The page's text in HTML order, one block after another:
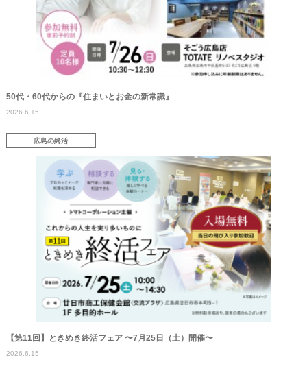
50代・60代からの『住まいとお金の新常識』
2026.6.15
広島の終活
【第11回】ときめき終活フェア 〜7月25日（土）開催〜
2026.6.15